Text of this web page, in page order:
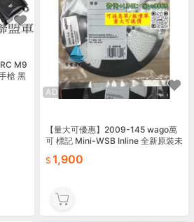
M9
槍 黑
AD
【量大可優惠】2009-145 wago萬
可 標記 Mini-WSB Inline 全新原裝未
1,900